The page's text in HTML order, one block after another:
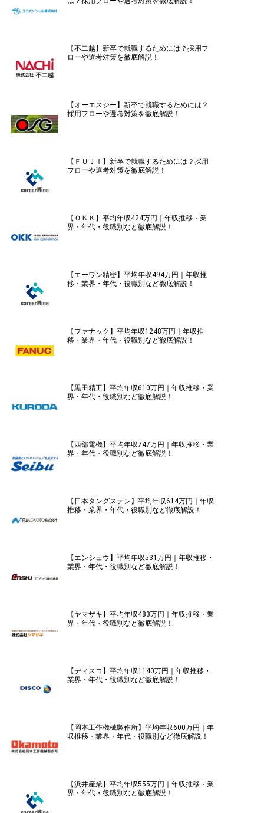
【不二越】新卒で就職するためには？採用フ
ローや選考対策を徹底解説！
【オーエスジー】新卒で就職するためには？
採用フローや選考対策を徹底解説！
【ＦＵＪＩ】新卒で就職するためには？採用
フローや選考対策を徹底解説！
【ＯＫＫ】平均年収424万円｜年収推移・業
界・年代・役職別など徹底解説！
【エーワン精密】平均年収494万円｜年収推
移・業界・年代・役職別など徹底解説！
【ファナック】平均年収1248万円｜年収推
移・業界・年代・役職別など徹底解説！
【黒田精工】平均年収610万円｜年収推移・業
界・年代・役職別など徹底解説！
【西部電機】平均年収747万円｜年収推移・業
界・年代・役職別など徹底解説！
【日本タングステン】平均年収614万円｜年収
推移・業界・年代・役職別など徹底解説！
【エンシュウ】平均年収531万円｜年収推移・
業界・年代・役職別など徹底解説！
【ヤマザキ】平均年収483万円｜年収推移・業
界・年代・役職別など徹底解説！
【ディスコ】平均年収1140万円｜年収推移・
業界・年代・役職別など徹底解説！
【岡本工作機械製作所】平均年収600万円｜年
収推移・業界・年代・役職別など徹底解説！
【浜井産業】平均年収555万円｜年収推移・業
界・年代・役職別など徹底解説！